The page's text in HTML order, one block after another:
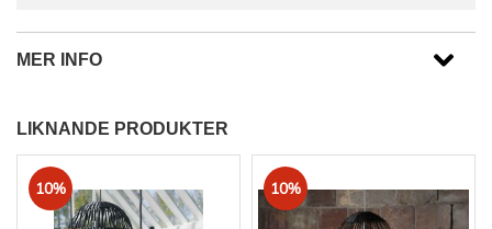
MER INFO
LIKNANDE PRODUKTER
10% 10%